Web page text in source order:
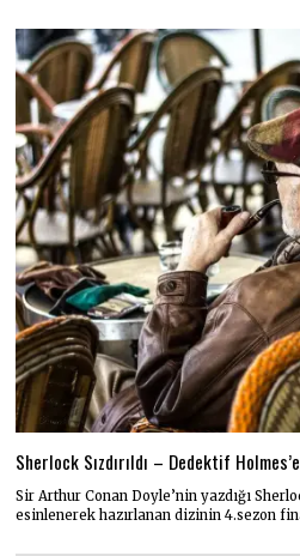
Sherlock Sızdırıldı – Dedektif
Sir Arthur Conan Doyle’nin yazdığı
esinlenerek hazırlanan dizinin 4.sezon